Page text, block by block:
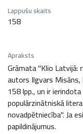
Lappušu skaits
158
Apraksts
Grāmata "Klio Latvijā:
autors Ilgvars
158 lpp., un ir
populārzinātniskā
novadpētniecība". Ja
papildinājumus.